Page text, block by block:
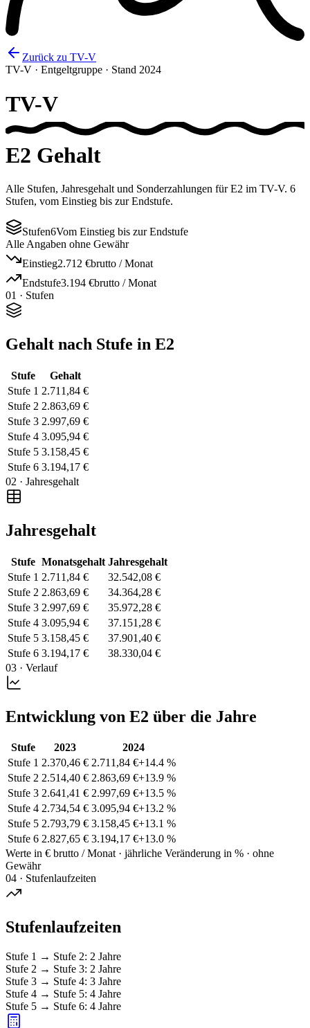
Zurück zu TV-V
TV-V · Entgeltgruppe · Stand 2024
TV-V
E2 Gehalt
Alle Stufen, Jahresgehalt und Sonderzahlungen für E2 im TV-V. 6
Stufen, vom Einstieg bis zur Endstufe.
Stufen6Vom Einstieg bis zur Endstufe
Alle Angaben ohne Gewähr
Einstieg2.712 €brutto / Monat
Endstufe3.194 €brutto / Monat
01 · Stufen
Gehalt nach Stufe in E2
Stufe
Gehalt
Stufe 1 2.711,84 €
Stufe 2 2.863,69 €
Stufe 3 2.997,69 €
Stufe 4 3.095,94 €
Stufe 5 3.158,45 €
Stufe 6 3.194,17 €
02 · Jahresgehalt
Jahresgehalt
Stufe Monatsgehalt Jahresgehalt
Stufe 1 2.711,84 €
32.542,08 €
Stufe 2 2.863,69 €
34.364,28 €
Stufe 3 2.997,69 €
35.972,28 €
Stufe 4 3.095,94 €
37.151,28 €
Stufe 5 3.158,45 €
37.901,40 €
Stufe 6 3.194,17 €
38.330,04 €
03 · Verlauf
Entwicklung von E2 über die Jahre
Stufe 2023
2024
Stufe 1 2.370,46 € 2.711,84 €+14.4 %
Stufe 2 2.514,40 € 2.863,69 €+13.9 %
Stufe 3 2.641,41 € 2.997,69 €+13.5 %
Stufe 4 2.734,54 € 3.095,94 €+13.2 %
Stufe 5 2.793,79 € 3.158,45 €+13.1 %
Stufe 6 2.827,65 € 3.194,17 €+13.0 %
Werte in € brutto / Monat · jährliche Veränderung in % · ohne
Gewähr
04 · Stufenlaufzeiten
Stufenlaufzeiten
Stufe 1 → Stufe 2: 2 Jahre
Stufe 2 → Stufe 3: 2 Jahre
Stufe 3 → Stufe 4: 3 Jahre
Stufe 4 → Stufe 5: 4 Jahre
Stufe 5 → Stufe 6: 4 Jahre